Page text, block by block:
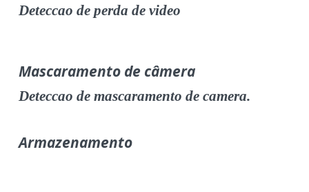
Deteccao de perda de video
Mascaramento de câmera
Deteccao de mascaramento de camera.
Armazenamento